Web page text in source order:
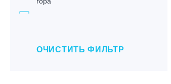
Екатеринбург, ГЛЦ «Уктус»
ОЧИСТИТЬ ФИЛЬТР